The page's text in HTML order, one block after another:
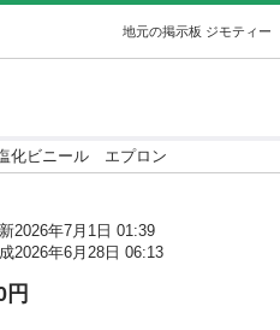
地元の掲示板 ジモティー
化ビニール エプロン
2026年7月1日 01:39
2026年6月28日 06:13
円